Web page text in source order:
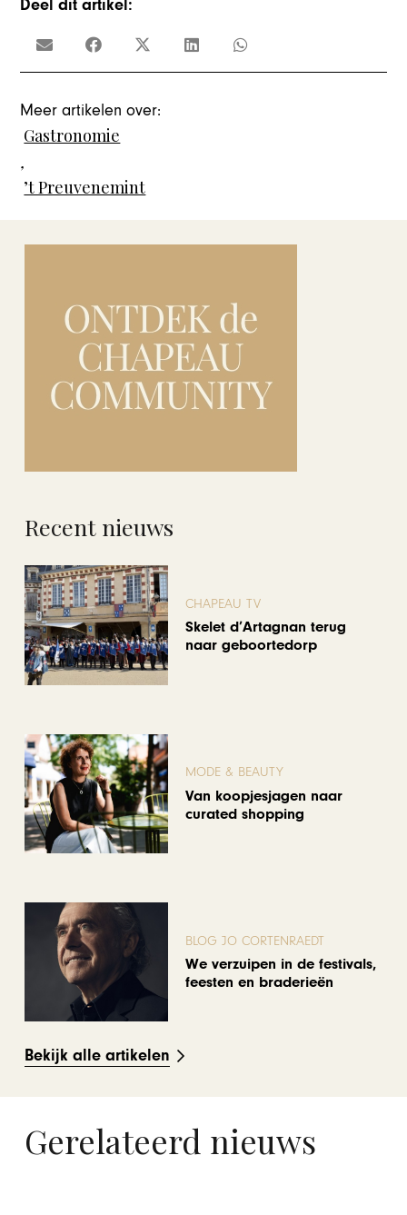
Deel dit artikel:
Meer artikelen over:
Gastronomie
,
’t Preuvenemint
Recent nieuws
CHAPEAU TV
Skelet d’Artagnan terug
naar geboortedorp
MODE & BEAUTY
Van koopjesjagen naar
curated shopping
BLOG JO CORTENRAEDT
We verzuipen in de festivals,
feesten en braderieën
Bekijk alle artikelen
Gerelateerd nieuws